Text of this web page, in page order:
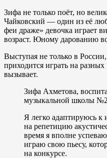
Зифа не только поёт, но
Чайковский — один из её
феи драже» девочка играет
возраст. Юному дарованию
Выступая не только в
приходится играть на
вызывает.
Зифа Ахметова,
музыкальной школы №2
Я легко адаптируюсь к
на репетицию
время я вполне
играю свою пьесу,
на конкурсе.